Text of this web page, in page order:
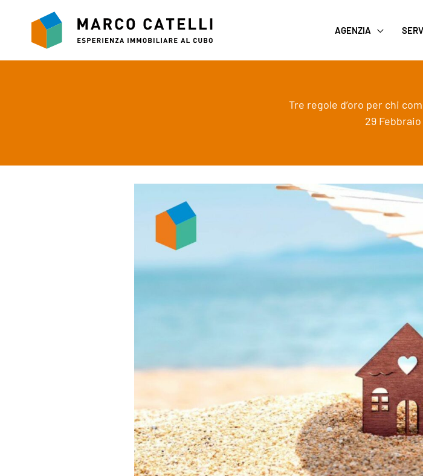
contenuto
AGENZIA
Tre regole d’oro per chi
29